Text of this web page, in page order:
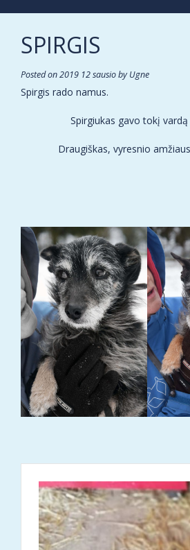
SPIRGIS
Posted on2019 12 sausiobyUgne
Spirgis rado namus.
Spirgiukas gavo tokį
Draugiškas, vyresnio